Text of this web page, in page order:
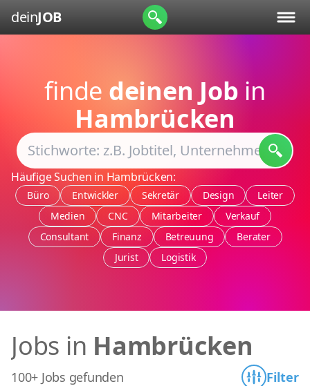
deinJOB
finde deinen Job in
Hambrücken
Häufige Suchen in Hambrücken:
Büro Entwickler Sekretär Design
Leiter
Medien
CNC Mitarbeiter
Verkauf
Consultant
Finanz Betreuung
Berater
Jurist
Logistik
Jobs in Hambrücken
100+ Jobs gefunden Filter